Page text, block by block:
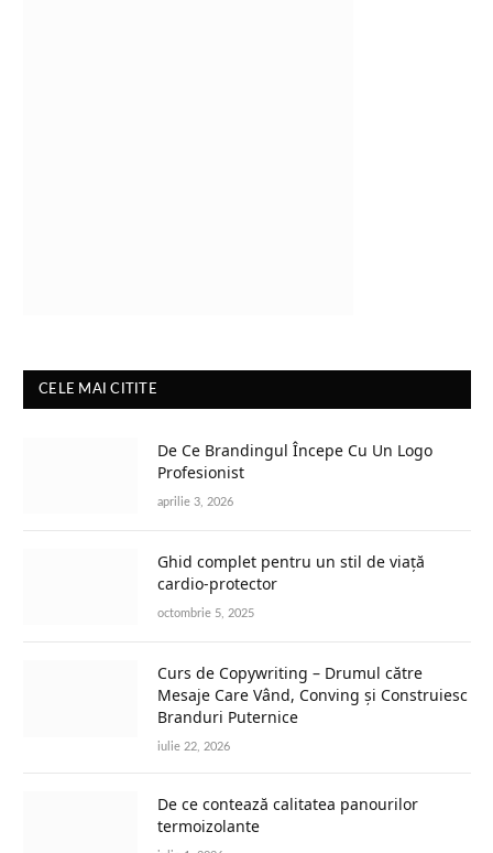
CELE MAI CITITE
De Ce Brandingul Începe Cu Un Logo
Profesionist
aprilie 3, 2026
Ghid complet pentru un stil de viață
cardio-protector
octombrie 5, 2025
Curs de Copywriting – Drumul către
Mesaje Care Vând, Conving și Construiesc
Branduri Puternice
iulie 22, 2026
De ce contează calitatea panourilor
termoizolante